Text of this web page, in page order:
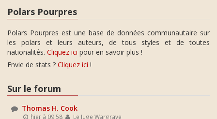
Polars Pourpres
Polars Pourpres est une base de données communautaire sur
les polars et leurs auteurs, de tous styles et de toutes
nationalités. Cliquez ici pour en savoir plus !
Envie de stats ? Cliquez ici !
Sur le forum
Thomas H. Cook
hier à 09:58 Le Juge Wargrave